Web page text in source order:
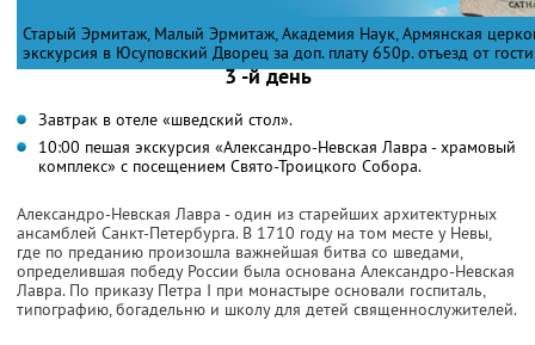
Старый Эрмитаж, Малый Эрмитаж, Академия Наук, Армянская
экскурсия в Юсуповский Дворец за доп. плату 650р. отъезд от
3 -й день
Завтрак в отеле «шведский стол».
10:00 пешая экскурсия «Александро-Невская Лавра - храмовый
комплекс» с посещением Свято-Троицкого Собора.
Александро-Невская Лавра - один из старейших архитектурных
ансамблей Санкт-Петербурга. В 1710 году на том месте у Невы,
где по преданию произошла важнейшая битва со шведами,
определившая победу России была основана Александро-Невская
Лавра. По приказу Петра I при монастыре основали госпиталь,
типографию, богадельню и школу для детей священнослужителей.